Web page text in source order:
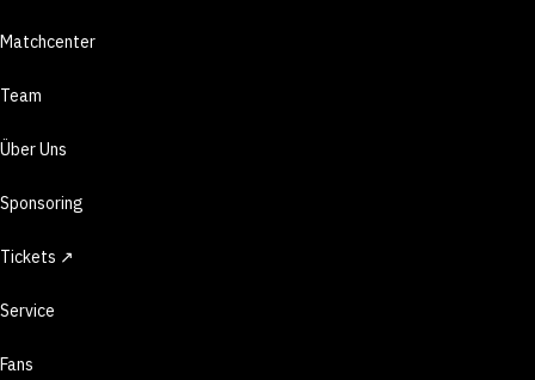
Matchcenter
Team
Über Uns
Sponsoring
Tickets ↗
Service
Fans